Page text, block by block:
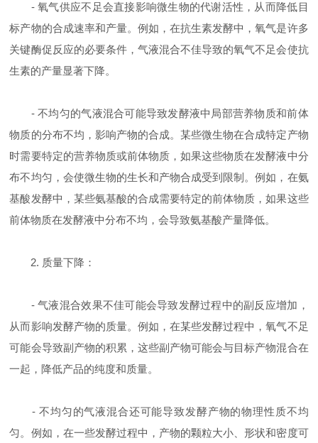
- 氧气供应不足会直接影响微生物的代谢活性，从而降低目
标产物的合成速率和产量。例如，在抗生素发酵中，氧气是许多
关键酶促反应的必要条件，气液混合不佳导致的氧气不足会使抗
生素的产量显著下降。
- 不均匀的气液混合可能导致发酵液中局部营养物质和前体
物质的分布不均，影响产物的合成。某些微生物在合成特定产物
时需要特定的营养物质或前体物质，如果这些物质在发酵液中分
布不均匀，会使微生物的生长和产物合成受到限制。例如，在氨
基酸发酵中，某些氨基酸的合成需要特定的前体物质，如果这些
前体物质在发酵液中分布不均，会导致氨基酸产量降低。
2. 质量下降：
- 气液混合效果不佳可能会导致发酵过程中的副反应增加，
从而影响发酵产物的质量。例如，在某些发酵过程中，氧气不足
可能会导致副产物的积累，这些副产物可能会与目标产物混合在
一起，降低产品的纯度和质量。
- 不均匀的气液混合还可能导致发酵产物的物理性质不均
匀。例如，在一些发酵过程中，产物的颗粒大小、形状和密度可